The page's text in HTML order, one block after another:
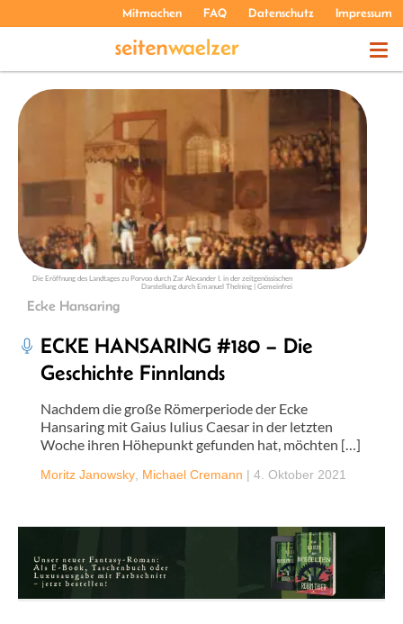
Mitmachen FAQ Datenschutz Impressum
PODCASTS
ÜBER UNS
Die Eröffnung des Landtages zu Porvoo durch Zar Alexander I. in der zeitgenössischen
Darstellung durch Emanuel Thelning | Gemeinfrei
Ecke Hansaring
ECKE HANSARING #180 – Die
Geschichte Finnlands
Nachdem die große Römerperiode der Ecke
Hansaring mit Gaius Iulius Caesar in der letzten
Woche ihren Höhepunkt gefunden hat, möchten […]
Moritz Janowsky Michael Cremann | 4. Oktober 2021